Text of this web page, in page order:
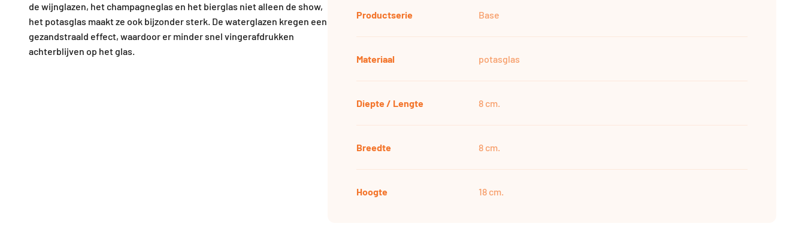
de wijnglazen, het champagneglas en het bierglas niet alleen de show,
het potasglas maakt ze ook bijzonder sterk. De waterglazen kregen een
gezandstraald effect, waardoor er minder snel vingerafdrukken
achterblijven op het glas.
Productserie Base
Materiaal potasglas
Diepte / Lengte 8 cm.
Breedte 8 cm.
Hoogte 18 cm.